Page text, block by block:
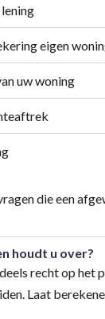
eigen
uw woning
die een
houdt u over?
recht op het
Laat